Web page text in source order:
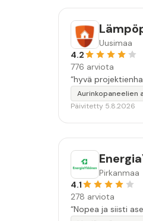
Uusimaa
4.2
776 arviota
“hyvä
Aurinkopaneelien
Päivitetty 5.8.2026
Pirkanmaa
4.1
278 arviota
“Nopea ja siisti